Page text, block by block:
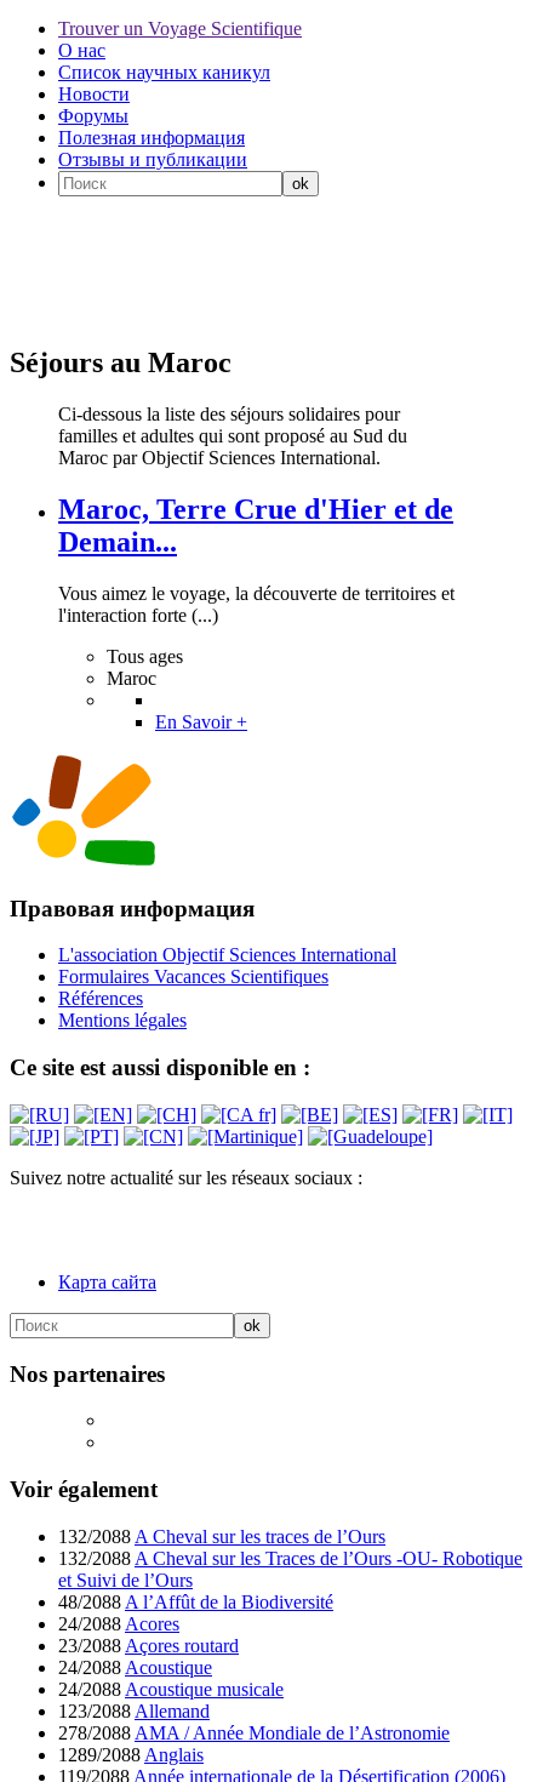
Trouver un Voyage Scientifique
О нас
Список научных каникул
Новости
Форумы
Полезная информация
Отзывы и публикации
Séjours au Maroc
Ci-dessous la liste des séjours solidaires pour
familles et adultes qui sont proposé au Sud du
Maroc par Objectif Sciences International.
Maroc, Terre Crue d'Hier et de
Demain...
Vous aimez le voyage, la découverte de territoires et
l'interaction forte (...)
Tous ages
Maroc
En Savoir +
Правовая информация
L'association Objectif Sciences International
Formulaires Vacances Scientifiques
Références
Mentions légales
Ce site est aussi disponible en :
Suivez notre actualité sur les réseaux sociaux :
Карта сайта
Nos partenaires
Voir également
132/2088 A Cheval sur les traces de l’Ours
132/2088 A Cheval sur les Traces de l’Ours -OU- Robotique
et Suivi de l’Ours
48/2088 A l’Affût de la Biodiversité
24/2088 Acores
23/2088 Açores routard
24/2088 Acoustique
24/2088 Acoustique musicale
123/2088 Allemand
278/2088 AMA / Année Mondiale de l’Astronomie
1289/2088 Anglais
119/2088 Année internationale de la Désertification (2006)